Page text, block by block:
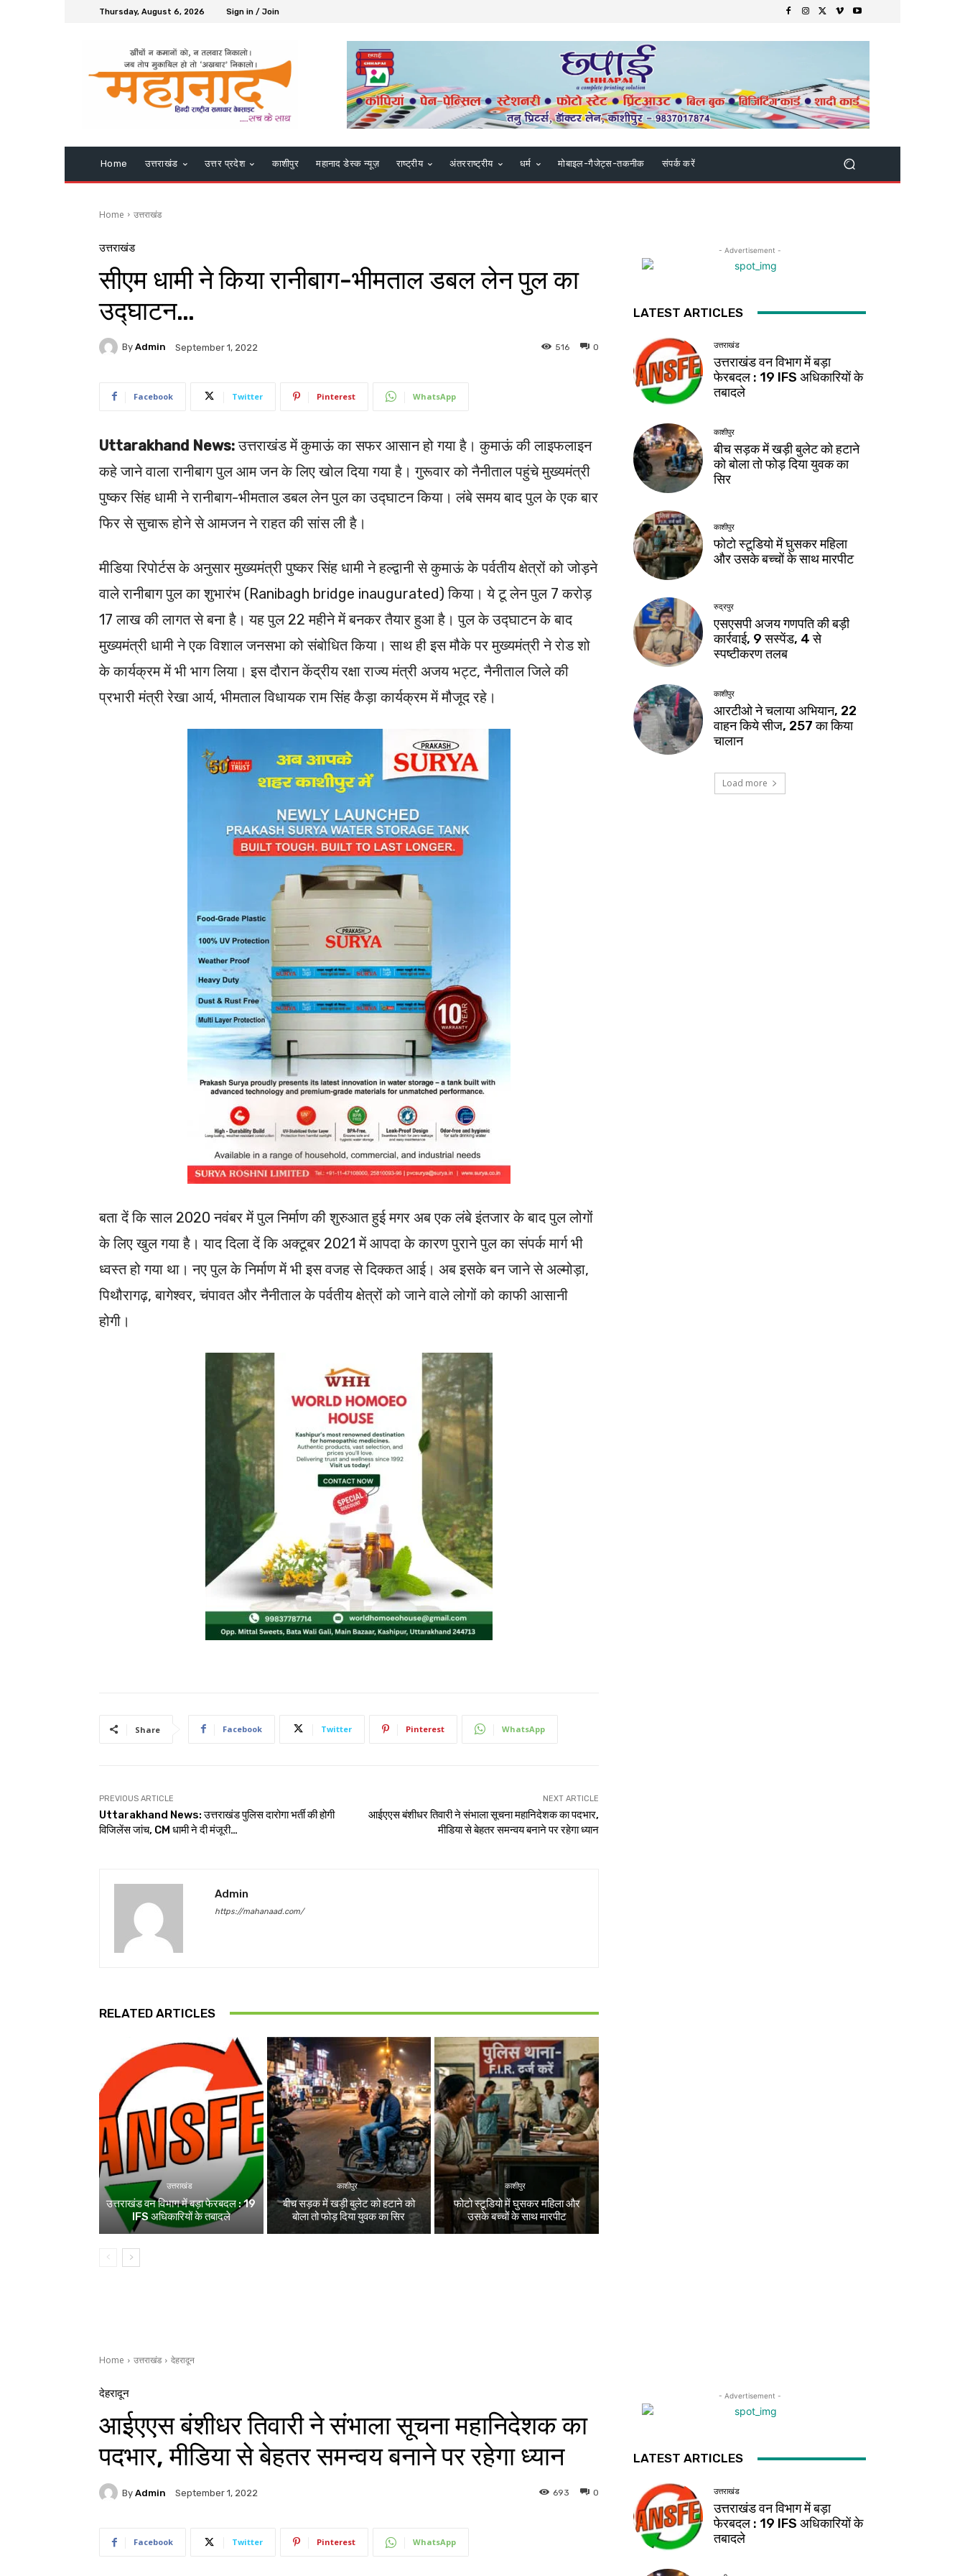
Thursday, August 6, 2026 Sign in / Join
Home उत्तराखंड उत्तर प्रदेश काशीपुर महानाद डेस्क न्यूज़ राष्ट्रीय अंतरराष्ट्रीय धर्म मोबाइल-गैजेट्स-तकनीक संपर्क करें
Home उत्तराखंड
उत्तराखंड
सीएम धामी ने किया रानीबाग-भीमताल डबल लेन पुल का
उद्घाटन…
By Admin September 1, 2022 0
516
Facebook Twitter Pinterest WhatsApp
Uttarakhand News:उत्तराखंड में कुमाऊं का सफर आसान हो गया है। कुमाऊं की लाइफलाइन
कहे जाने वाला रानीबाग पुल आम जन के लिए खोल दिया गया है। गुरूवार को नैनीताल पहुंचे मुख्यमंत्री
पुष्कर सिंह धामी ने रानीबाग-भीमताल डबल लेन पुल का उद्घाटन किया। लंबे समय बाद पुल के एक बार
फिर से सुचारू होने से आमजन ने राहत की सांस ली है।
मीडिया रिपोर्टस के अनुसार मुख्यमंत्री पुष्कर सिंह धामी ने हल्द्वानी से कुमाऊं के पर्वतीय क्षेत्रों को जोड़ने
वाले रानीबाग पुल का शुभारंभ (Ranibagh bridge inaugurated) किया। ये टू लेन पुल 7 करोड़
17 लाख की लागत से बना है। यह पुल 22 महीने में बनकर तैयार हुआ है। पुल के उद्घाटन के बाद
मुख्यमंत्री धामी ने एक विशाल जनसभा को संबोधित किया। साथ ही इस मौके पर मुख्यमंत्री ने रोड शो
के कार्यक्रम में भी भाग लिया। इस दौरान केंद्रीय रक्षा राज्य मंत्री अजय भट्ट, नैनीताल जिले की
प्रभारी मंत्री रेखा आर्य, भीमताल विधायक राम सिंह कैड़ा कार्यक्रम में मौजूद रहे।
बता दें कि साल 2020 नवंबर में पुल निर्माण की शुरुआत हुई मगर अब एक लंबे इंतजार के बाद पुल लोगों
के लिए खुल गया है। याद दिला दें कि अक्टूबर 2021 में आपदा के कारण पुराने पुल का संपर्क मार्ग भी
ध्वस्त हो गया था। नए पुल के निर्माण में भी इस वजह से दिक्कत आई। अब इसके बन जाने से अल्मोड़ा,
पिथौरागढ़, बागेश्वर, चंपावत और नैनीताल के पर्वतीय क्षेत्रों को जाने वाले लोगों को काफी आसानी
होगी।
Share Facebook Twitter Pinterest WhatsApp
PREVIOUS ARTICLE
Uttarakhand News: उत्तराखंड पुलिस दारोगा भर्ती की होगी
विजिलेंस जांच, CM धामी ने दी मंजूरी…
NEXT ARTICLE
आईएएस बंशीधर तिवारी ने संभाला सूचना महानिदेशक का पदभार,
मीडिया से बेहतर समन्वय बनाने पर रहेगा ध्यान
Admin
https://mahanaad.com/
RELATED ARTICLES
उत्तराखंड
उत्तराखंड वन विभाग में बड़ा फेरबदल : 19
IFS अधिकारियों के तबादले
काशीपुर
बीच सड़क में खड़ी बुलेट को हटाने को
बोला तो फोड़ दिया युवक का सिर
काशीपुर
फोटो स्टूडियो में घुसकर महिला और
उसके बच्चों के साथ मारपीट
- Advertisement -
LATEST ARTICLES
उत्तराखंड
उत्तराखंड वन विभाग में बड़ा
फेरबदल : 19 IFS अधिकारियों के
तबादले
काशीपुर
बीच सड़क में खड़ी बुलेट को हटाने
को बोला तो फोड़ दिया युवक का
सिर
काशीपुर
फोटो स्टूडियो में घुसकर महिला
और उसके बच्चों के साथ मारपीट
रुद्रपुर
एसएसपी अजय गणपति की बड़ी
कार्रवाई, 9 सस्पेंड, 4 से
स्पष्टीकरण तलब
काशीपुर
आरटीओ ने चलाया अभियान, 22
वाहन किये सीज, 257 का किया
चालान
Load more